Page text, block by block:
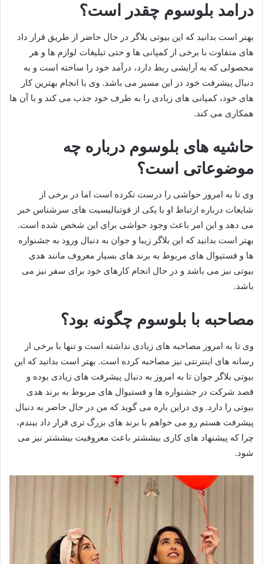
درامد بلوسوم چقدر است؟
بهتر است بدانید که این بیوتی بلاگر در حال حاضر از طریق قرار داد
های متفاوت با برخی از کمپانی ها و حتی تبلیغات لوازم ها و هر
محصولی که به آرایشی ربط دارد، درآمد خود را ساخته است و به
دنبال پیشرفت خود در این مسیر می باشد. وی با انجام بهترین کار
های خود، کمپانی های زیادی را به طرف خود جذب می کند و با آن ها
همکاری می کند.
حاشیه های بلوسوم درباره چه
موضوعاتی است؟
وی تا به امروز حواشی را درست نکرده است اما در برخی از
شایعات درباره ارتباط او با یکی از فوتبالیسیت های سرشناس خبر
می دهد و این امر باعث وجود حواشی برای این شخص شده است.
بهتر است بدانید که این بلاگر زیبا و جوان به دنبال ورود به جشنواره
ها و فستیوال های مربوط به برند های بسیار معروف مانند هدی
بیوتی نیز می باشد و در حال انجام کارهای خود برای سفر نیز می
باشد.
مصاحبه با بلوسوم چگونه بود؟
وی تا به امروز مصاحبه های زیادی نداشته است و تنها با برخی از
رسانه های اینترنتی نیز مصاحبه کرده است. بهتر است بدانید که این
بیوتی بلاگر جوان تا به امروز به دنبال پیشرفت های زیادی بوده و
قصد شرکت در جشنواره ها و فستیوال های مربوط به برند هدی
بیوتی را دارد. وی دراین باره می گوید که من در حال حاضر به دنبال
پیشرفت هستم رو می خواهم با برند های بزرگ تری قرار داد ببندم،
چرا که پیشنهاد های کاری بیششتر باعث معروفیت بیششتر نیز می
شود.